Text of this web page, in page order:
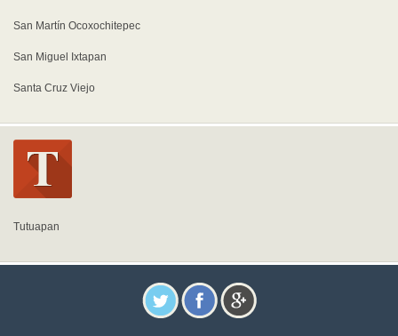
San Martín Ocoxochitepec
San Miguel Ixtapan
Santa Cruz Viejo
Tutuapan